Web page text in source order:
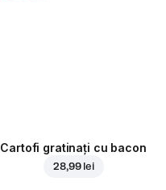
Cartofi gratinați cu bacon
28,99 lei